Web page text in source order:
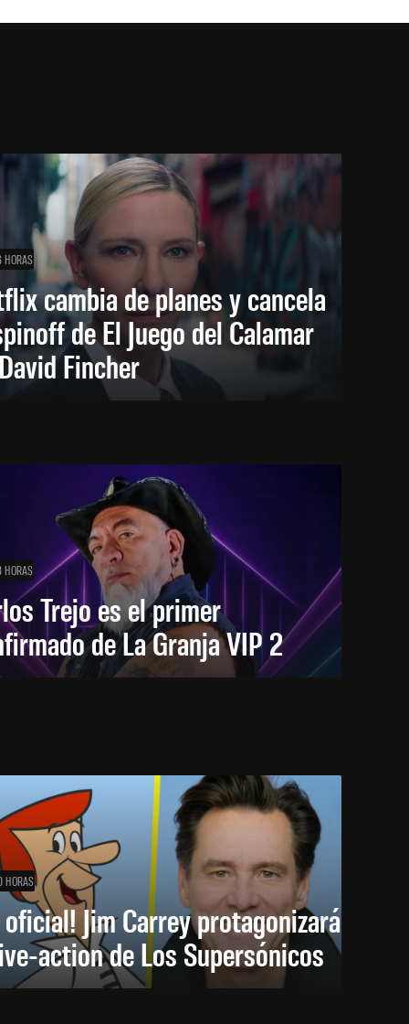
HORAS
cambia de planes y cancela
de El Juego del Calamar
Fincher
HORAS
Trejo es el primer
de La Granja VIP 2
HORAS
oficial! Jim Carrey protagonizará
action de Los Supersónicos